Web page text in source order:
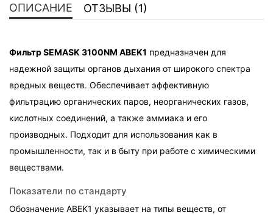
ОПИСАНИЕ ОТЗЫВЫ (1)
Фильтр SEMASK 3100NM ABEK1 предназначен для
надежной защиты органов дыхания от широкого спектра
вредных веществ. Обеспечивает эффективную
фильтрацию органических паров, неорганических газов,
кислотных соединений, а также аммиака и его
производных. Подходит для использования как в
промышленности, так и в быту при работе с химическими
веществами.
Показатели по стандарту
Обозначение ABEK1 указывает на типы веществ, от